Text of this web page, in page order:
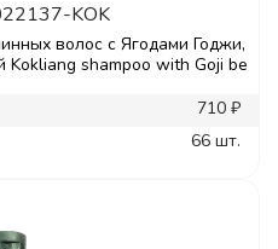
KOK
волос с Ягодами Годжи,
shampoo with Goji be
710 ₽
66 шт.